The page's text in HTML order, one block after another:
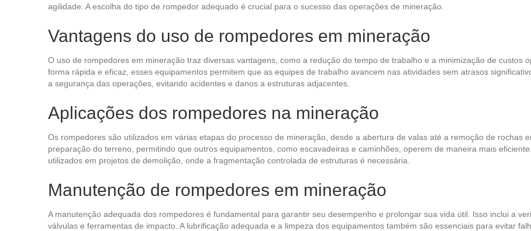
agilidade. A escolha do tipo de rompedor adequado é crucial para o sucesso das operações de mineração.
Vantagens do uso de rompedores em mineração
O uso de rompedores em mineração traz diversas vantagens, como a redução do tempo de trabalho e a minimização de custos
forma rápida e eficaz, esses equipamentos permitem que as equipes de trabalho avancem nas atividades sem atrasos
a segurança das operações, evitando acidentes e danos a estruturas adjacentes.
Aplicações dos rompedores na mineração
Os rompedores são utilizados em várias etapas do processo de mineração, desde a abertura de valas até a remoção de rochas
preparação do terreno, permitindo que outros equipamentos, como escavadeiras e caminhões, operem de maneira mais
utilizados em projetos de demolição, onde a fragmentação controlada de estruturas é necessária.
Manutenção de rompedores em mineração
A manutenção adequada dos rompedores é fundamental para garantir seu desempenho e prolongar sua vida útil. Isso inclui a
válvulas e ferramentas de impacto. A lubrificação adequada e a limpeza dos equipamentos também são essenciais para evitar